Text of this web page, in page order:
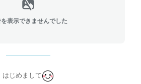
を表示できませんでした
はじめまして